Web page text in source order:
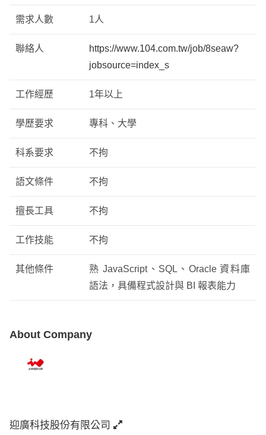
需求人數 1人
聯絡人
https://www.104.com.tw/job/8seaw?
jobsource=index_s
工作經歷 1年以上
學歷要求 專科、大學
科系要求 不拘
語文條件 不拘
擅長工具 不拘
工作技能 不拘
其他條件
熟 JavaScript、SQL、Oracle 資料庫
語法，具備程式設計與 BI 報表能力
About Company
迎廣科技股份有限公司